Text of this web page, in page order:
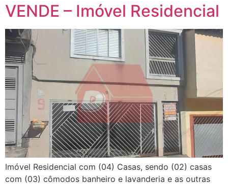
VENDE – Imóvel Residencial
Imóvel Residencial com (04) Casas, sendo (02) casas
com (03) cômodos banheiro e lavanderia e as outras